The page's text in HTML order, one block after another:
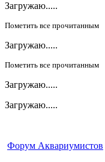
Загружаю.....
Пометить все прочитанным
Загружаю.....
Пометить все прочитанным
Загружаю.....
Загружаю.....
Форум Аквариумистов